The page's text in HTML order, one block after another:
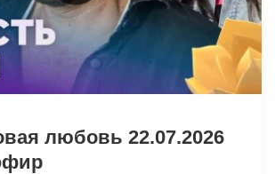
любовь 22.07.2026